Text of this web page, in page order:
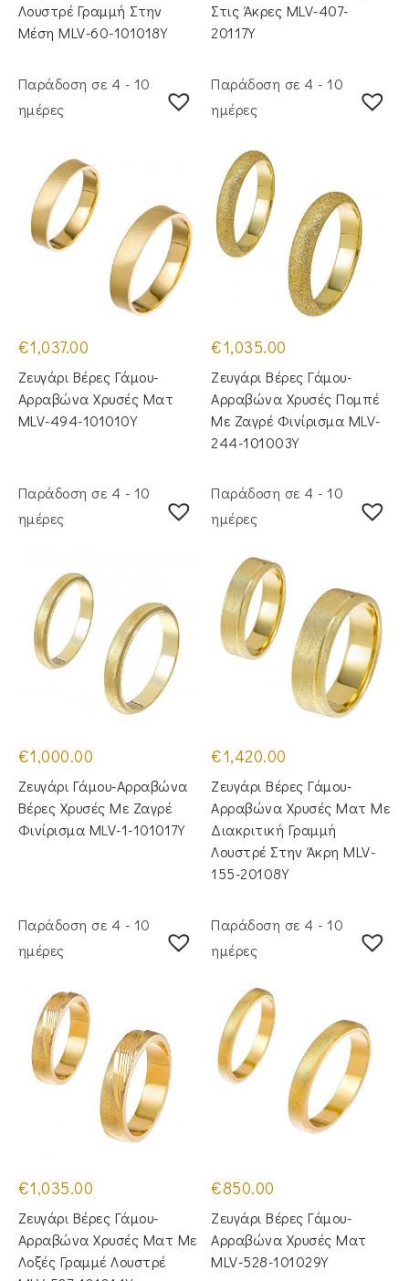
Λουστρέ Γραμμή Στην
Μέση MLV-60-101018Y
Στις Άκρες MLV-407-
20117Y
Παράδοση σε 4 - 10
ημέρες
€1,037.00
Ζευγάρι Βέρες Γάμου-
Αρραβώνα Χρυσές Ματ
MLV-494-101010Y
Παράδοση σε 4 - 10
ημέρες
€1,035.00
Ζευγάρι Βέρες Γάμου-
Αρραβώνα Χρυσές Πομπέ
Με Ζαγρέ Φινίρισμα MLV-
244-101003Y
Παράδοση σε 4 - 10
ημέρες
€1,000.00
Ζευγάρι Γάμου-Αρραβώνα
Βέρες Χρυσές Με Ζαγρέ
Φινίρισμα MLV-1-101017Y
Παράδοση σε 4 - 10
ημέρες
€1,420.00
Ζευγάρι Βέρες Γάμου-
Αρραβώνα Χρυσές Ματ Με
Διακριτική Γραμμή
Λουστρέ Στην Άκρη MLV-
155-20108Y
Παράδοση σε 4 - 10
ημέρες
€1,035.00
Ζευγάρι Βέρες Γάμου-
Αρραβώνα Χρυσές Ματ Με
Λοξές Γραμμέ Λουστρέ
Παράδοση σε 4 - 10
ημέρες
€850.00
Ζευγάρι Βέρες Γάμου-
Αρραβώνα Χρυσές Ματ
MLV-528-101029Y